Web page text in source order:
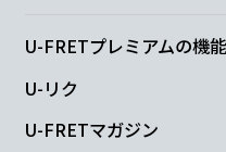
U-FRETプレミアムの機能
U-リク
U-FRETマガジン